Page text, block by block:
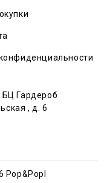
БЦ Гардероб
, д. 6
Pop&Popl